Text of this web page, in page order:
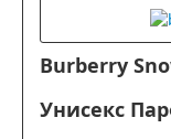
Burberry
Унисекс